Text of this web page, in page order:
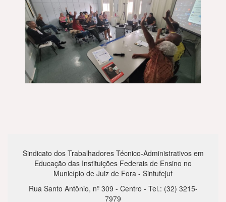
Sindicato dos Trabalhadores Técnico-Administrativos em
Educação das Instituições Federais de Ensino no
Município de Juiz de Fora - Sintufejuf
Rua Santo Antônio, nº 309 - Centro - Tel.: (32) 3215-
7979